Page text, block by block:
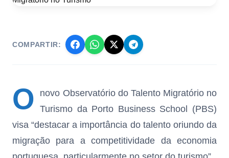
COMPARTIR:
O
novo Observatório do Talento Migratório no
Turismo da Porto Business School (PBS)
visa “destacar a importância do talento oriundo da
migração para a competitividade da economia